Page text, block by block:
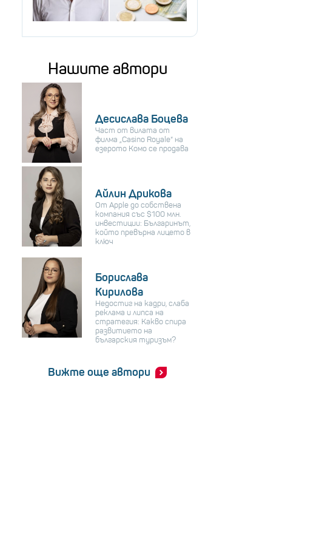
Нашите автори
Десислава Боцева
Част от вилата от
филма „Casino Royale“ на
езерото Комо се продава
Айлин Дрикова
От Apple до собствена
компания със $100 млн.
инвестиции: Българинът,
който превърна лицето в
ключ
Борислава
Кирилова
Недостиг на кадри, слаба
реклама и липса на
стратегия: Какво спира
развитието на
българския туризъм?
Вижте още автори